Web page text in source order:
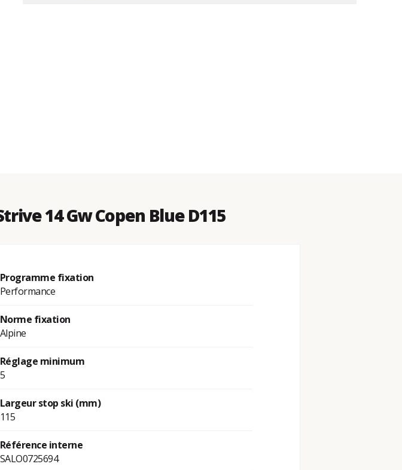
14 Gw Copen Blue D115
Programme fixation
Performance
Norme fixation
Alpine
Réglage minimum
5
Largeur stop ski (mm)
115
Référence interne
SALO0725694